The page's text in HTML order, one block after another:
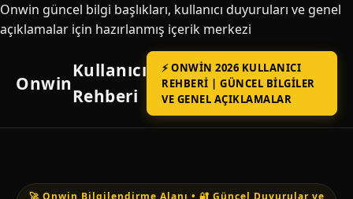
Onwin güncel bilgi başlıkları, kullanıcı duyuruları ve genel
açıklamalar için hazırlanmış içerik merkezi
Onwin
Kullanıcı
Rehberi
⚡ ONWIN 2026 KULLANICI
REHBERI | GÜNCEL BILGILER
VE GENEL AÇIKLAMALAR
🚀 Onwin Bilgilendirme Alanı • 🔐 Güncel Duyurular ve